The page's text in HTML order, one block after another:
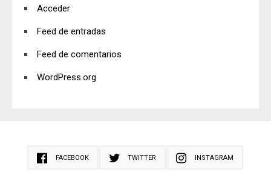
Acceder
Feed de entradas
Feed de comentarios
WordPress.org
FACEBOOK TWITTER INSTAGRAM